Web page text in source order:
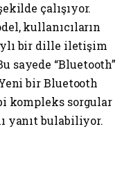
çalışıyor.
kullanıcıların
bir dille iletişim
sayede “Bluetooth”
bir Bluetooth
kompleks sorgular
yanıt bulabiliyor.